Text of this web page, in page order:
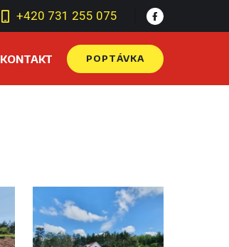
+420 731 255 075
KONTAKT POPTÁVKA